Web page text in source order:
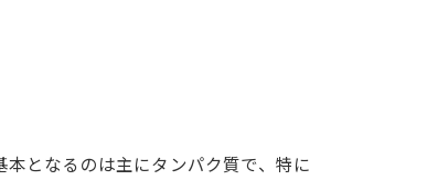
となるのは主にタンパク質で、特に